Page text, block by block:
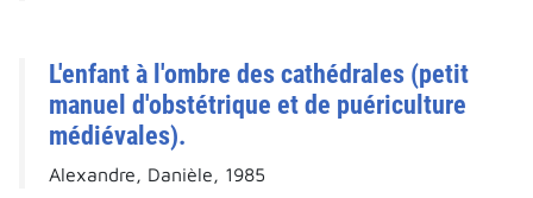
L'enfant à l'ombre des cathédrales (petit
manuel d'obstétrique et de puériculture
médiévales).
Alexandre, Danièle, 1985